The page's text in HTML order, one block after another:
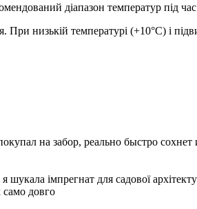
діапазон температур під
низькій температурі (+10°C) і
на забор, реально быстро
шукала імпрегнат для садової
само довго